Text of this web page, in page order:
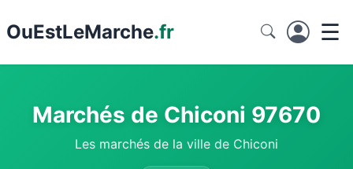
OuEstLeMarche.fr ☰
Marchés de Chiconi 97670
Les marchés de la ville de Chiconi